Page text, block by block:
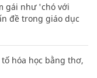
gái như 'chó với
đề trong giáo dục
hóa học bằng thơ,